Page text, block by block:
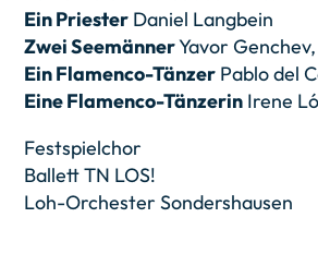
Ein Priester Daniel Langbein
Zwei SeemännerYavor Genchev,
Ein Flamenco-Tänzer Pablo del
Eine Flamenco-Tänzerin Irene
Festspielchor
Ballett TN LOS!
Loh-Orchester Sondershausen